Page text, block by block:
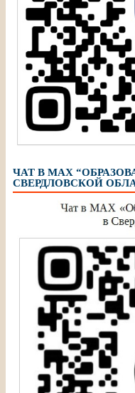
ЧАТ В МАХ
СВЕРДЛОВСКОЙ